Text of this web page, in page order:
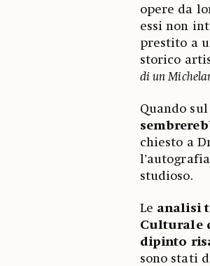
opere da
essi non
prestito a
storico
di un
Quando
chiesto a
studioso.
Le analisi
Culturale
dipinto
sono stati